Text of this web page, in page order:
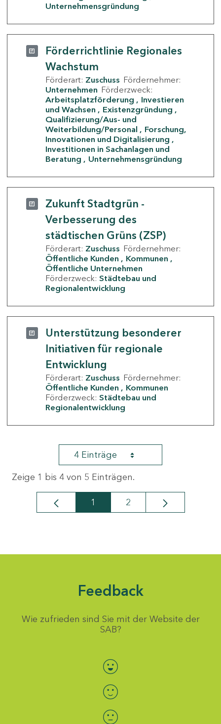
Unternehmensgründung
Förderrichtlinie Regionales
Wachstum
Förderart: Zuschuss Fördernehmer:
Unternehmen Förderzweck:
Arbeitsplatzförderung
Investieren
und Wachsen
Existenzgründung
Qualifizierung/Aus- und
Weiterbildung/Personal
Forschung,
Innovationen und Digitalisierung
Investitionen in Sachanlagen und
Beratung
Unternehmensgründung
Zukunft Stadtgrün -
Verbesserung des
städtischen Grüns (ZSP)
Förderart: Zuschuss Fördernehmer:
Öffentliche Kunden
Kommunen
Öffentliche Unternehmen
Förderzweck: Städtebau und
Regionalentwicklung
Unterstützung besonderer
Initiativen für regionale
Entwicklung
Förderart: Zuschuss Fördernehmer:
Öffentliche Kunden
Kommunen
Förderzweck: Städtebau und
Regionalentwicklung
4 Einträge
Zeige 1 bis 4 von 5 Einträgen.
Seite
1 Seite
2
Feedback
Wie zufrieden sind Sie mit der Website der
SAB?
Bewertung auswählen